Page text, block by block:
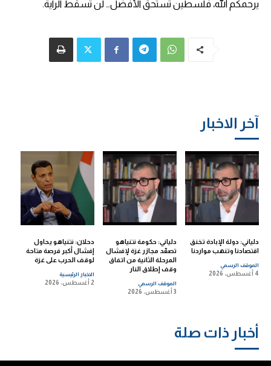
آخر الاخبار
دلياني: دولة الإبادة تخنق
اقتصادنا وتنهب مواردنا
الموقف الرسمي
4 أغسطس، 2026
دلياني: حكومة نتنياهو
تصعّد مجازر غزة لإفشال
المرحلة الثانية من اتفاق
وقف إطلاق النار
الموقف الرسمي
3 أغسطس، 2026
دحلان: نتنياهو يحاول
إفشال أكبر فرصة متاحة
لوقف الحرب على غزة
الاخبار الرئيسية
2 أغسطس، 2026
يرحمكم الله، فلسطين تستحق الأفضل… لن تسقط الراية.
أخبار ذات صلة